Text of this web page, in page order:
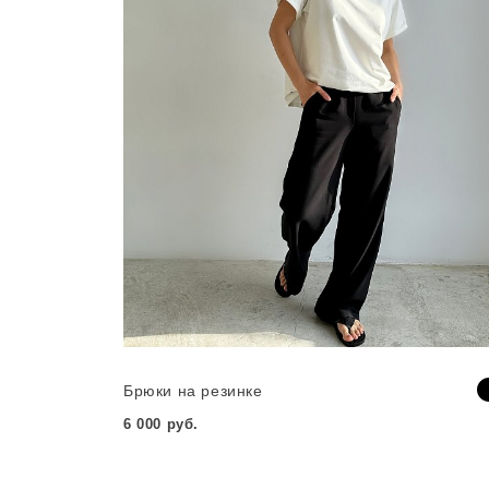
Брюки на резинке
6 000 руб.